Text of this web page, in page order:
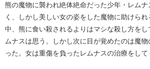
熊の魔物に襲われ絶体絶命だった少年・レムナ
く、しかし美しい女の姿をした魔物に助けら
中、熊に食い殺されるよりはマシな殺し方を
ムナスは思う。しかし次に目が覚めたのは魔
った。女は重傷を負ったレムナスの治療をして